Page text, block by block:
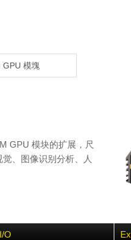
GPU 模塊
GPU 模块的扩展，尺
、图像识别分析、人
I/O